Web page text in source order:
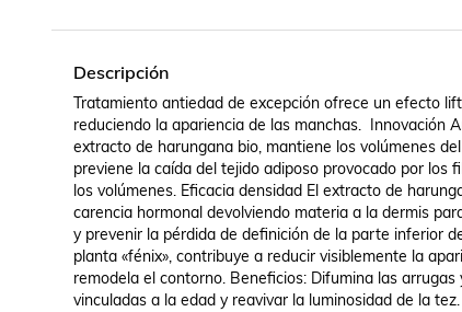
Descripción
Tratamiento antiedad de excepción ofrece un efecto
reduciendo la apariencia de las manchas.  Innovación
extracto de harungana bio, mantiene los volúmenes
previene la caída del tejido adiposo provocado por los
los volúmenes. Eficacia densidad El extracto de
carencia hormonal devolviendo materia a la dermis
y prevenir la pérdida de definición de la parte inferior
planta «fénix», contribuye a reducir visiblemente la
remodela el contorno. Beneficios: Difumina las
vinculadas a la edad y reavivar la luminosidad de la